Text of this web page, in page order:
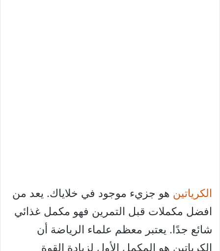
الكرياتين هو جزيء موجود في خلاياك. يعد من
افضل مكملات قبل التمرين فهو مكمل غذائي
شائع جدًا. يعتبر معظم علماء الرياضة أن
الكرياتين هو المكمل الأول لزيادة القوة